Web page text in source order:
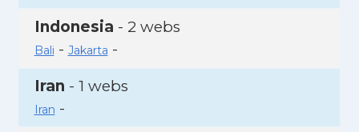
Indonesia - 2 webs
Bali - Jakarta -
Iran - 1 webs
Iran -